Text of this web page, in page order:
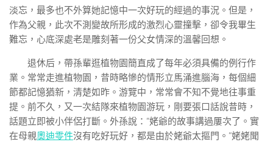
淡忘，最多也不外算她記憶中一次好玩的經過的事況。但是，
作為父親，此次不測變故所形成的激烈心靈撞擊，卻令我畢生
難忘，心底深處老是雕刻著一份父女情深的溫馨回想。
退休后，帶孫輩逛植物園簡直成了每年必須具備的例行作
業。常常走進植物園，昔時略慘的情形立馬涌進腦海，每個細
節都記憶猶新，清楚如昨。游覽中，常常會不知不覺地往事重
提。前不久，又一次結隊來植物園游玩，剛要張口話說昔時，
話題立即被小伴侶打斷。外孫說：“姥爺的故事講過屢次了。實
在母親奧迪零件沒有吃好玩好，都是由於姥爺太摳門。”姥姥聞